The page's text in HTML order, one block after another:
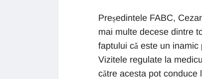
Președintele FABC,
mai multe decese dintre
faptului că este un
Vizitele regulate la
către acesta pot